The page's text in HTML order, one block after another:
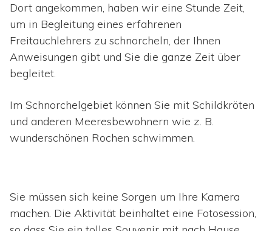
Dort angekommen, haben wir eine Stunde Zeit,
um in Begleitung eines erfahrenen
Freitauchlehrers zu schnorcheln, der Ihnen
Anweisungen gibt und Sie die ganze Zeit über
begleitet.
Im Schnorchelgebiet können Sie mit Schildkröten
und anderen Meeresbewohnern wie z. B.
wunderschönen Rochen schwimmen.
Sie müssen sich keine Sorgen um Ihre Kamera
machen. Die Aktivität beinhaltet eine Fotosession,